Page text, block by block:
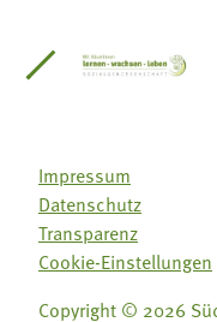
Südtirol
Gärtnervereinigung
Impressum
Datenschutz
Transparenz
Cookie-Einstellungen
Copyright © 2026